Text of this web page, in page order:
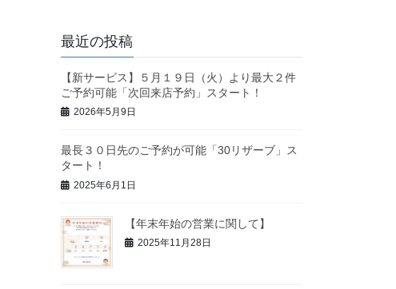
最近の投稿
【新サービス】５月１９日（火）より最大２件
ご予約可能「次回来店予約」スタート！
2026年5月9日
最長３０日先のご予約が可能「30リザーブ」ス
タート！
2025年6月1日
【年末年始の営業に関して】
2025年11月28日